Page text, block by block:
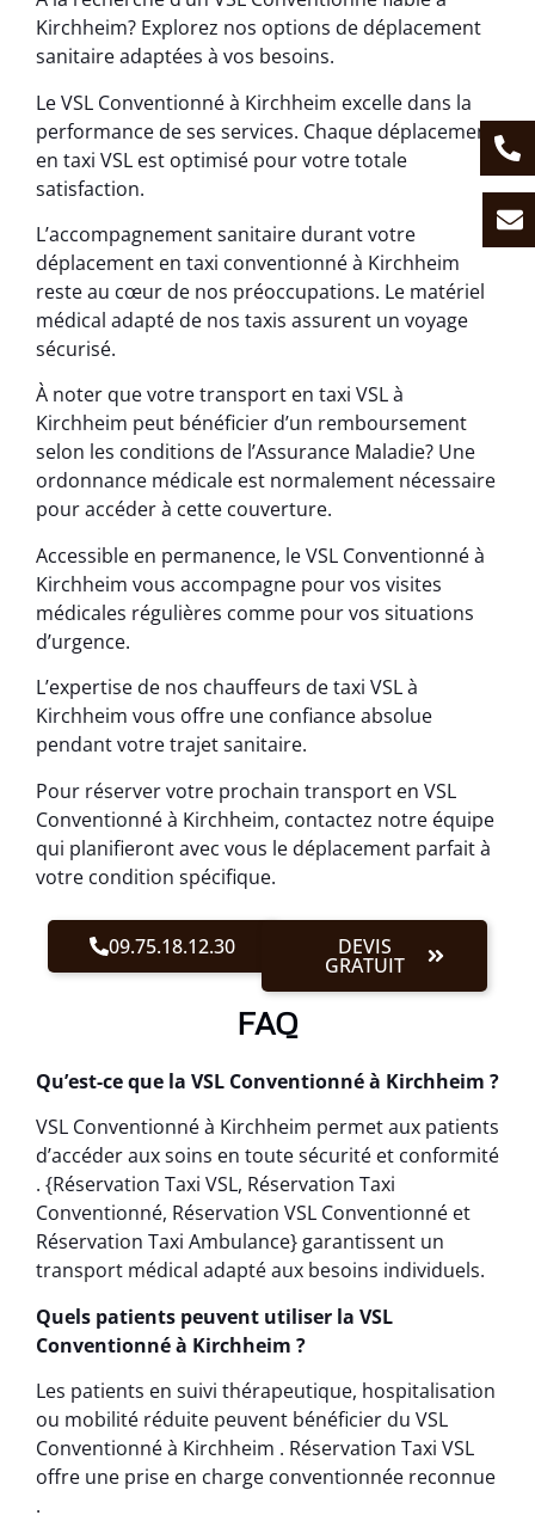
Kirchheim? Explorez nos options de déplacement
sanitaire adaptées à vos besoins.
Le VSL Conventionné à Kirchheim excelle dans la
performance de ses services. Chaque déplacement
en taxi VSL est optimisé pour votre totale
satisfaction.
L’accompagnement sanitaire durant votre
déplacement en taxi conventionné à Kirchheim
reste au cœur de nos préoccupations. Le matériel
médical adapté de nos taxis assurent un voyage
sécurisé.
À noter que votre transport en taxi VSL à
Kirchheim peut bénéficier d’un remboursement
selon les conditions de l’Assurance Maladie? Une
ordonnance médicale est normalement nécessaire
pour accéder à cette couverture.
Accessible en permanence, le VSL Conventionné à
Kirchheim vous accompagne pour vos visites
médicales régulières comme pour vos situations
d’urgence.
L’expertise de nos chauffeurs de taxi VSL à
Kirchheim vous offre une confiance absolue
pendant votre trajet sanitaire.
Pour réserver votre prochain transport en VSL
Conventionné à Kirchheim, contactez notre équipe
qui planifieront avec vous le déplacement parfait à
votre condition spécifique.
09.75.18.12.30 DEVIS
GRATUIT
FAQ
Qu’est-ce que la VSL Conventionné à Kirchheim ?
VSL Conventionné à Kirchheim permet aux patients
d’accéder aux soins en toute sécurité et conformité
. {Réservation Taxi VSL, Réservation Taxi
Conventionné, Réservation VSL Conventionné et
Réservation Taxi Ambulance} garantissent un
transport médical adapté aux besoins individuels.
Quels patients peuvent utiliser la VSL
Conventionné à Kirchheim ?
Les patients en suivi thérapeutique, hospitalisation
ou mobilité réduite peuvent bénéficier du VSL
Conventionné à Kirchheim . Réservation Taxi VSL
offre une prise en charge conventionnée reconnue
.